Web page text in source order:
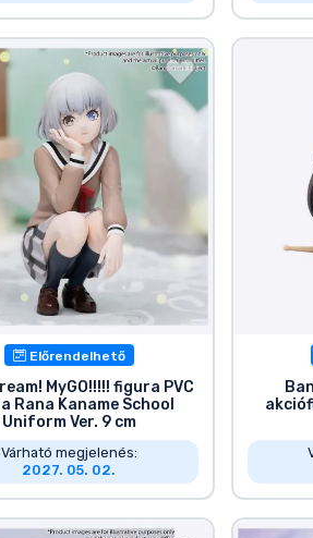
Előrendelhető
MyGO!!!!! figura PVC
Rana Kaname School
Uniform Ver. 9 cm
Várható megjelenés:
2027. 05. 02.